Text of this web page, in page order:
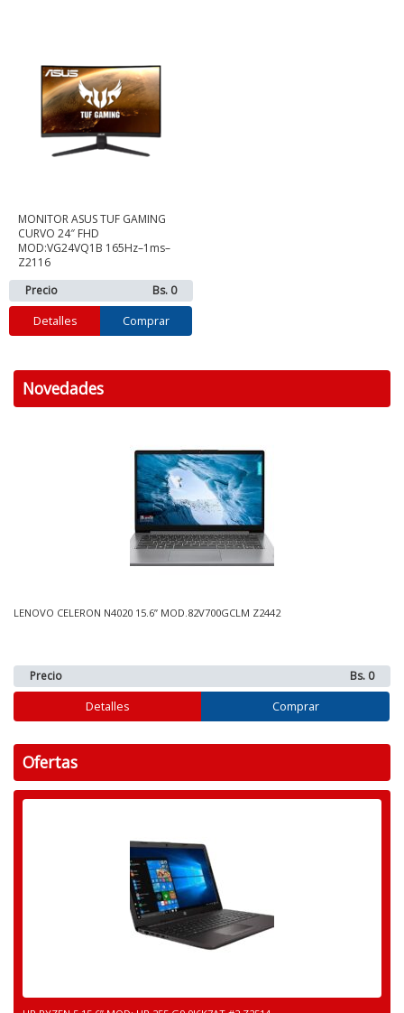
MONITOR ASUS TUF GAMING
CURVO 24″ FHD
MOD:VG24VQ1B 165Hz–1ms–
Z2116
Precio
Bs. 0
Detalles Comprar
Novedades
LENOVO CELERON N4020 15.6” MOD.82V700GCLM Z2442
Precio Bs. 0
Detalles Comprar
Ofertas